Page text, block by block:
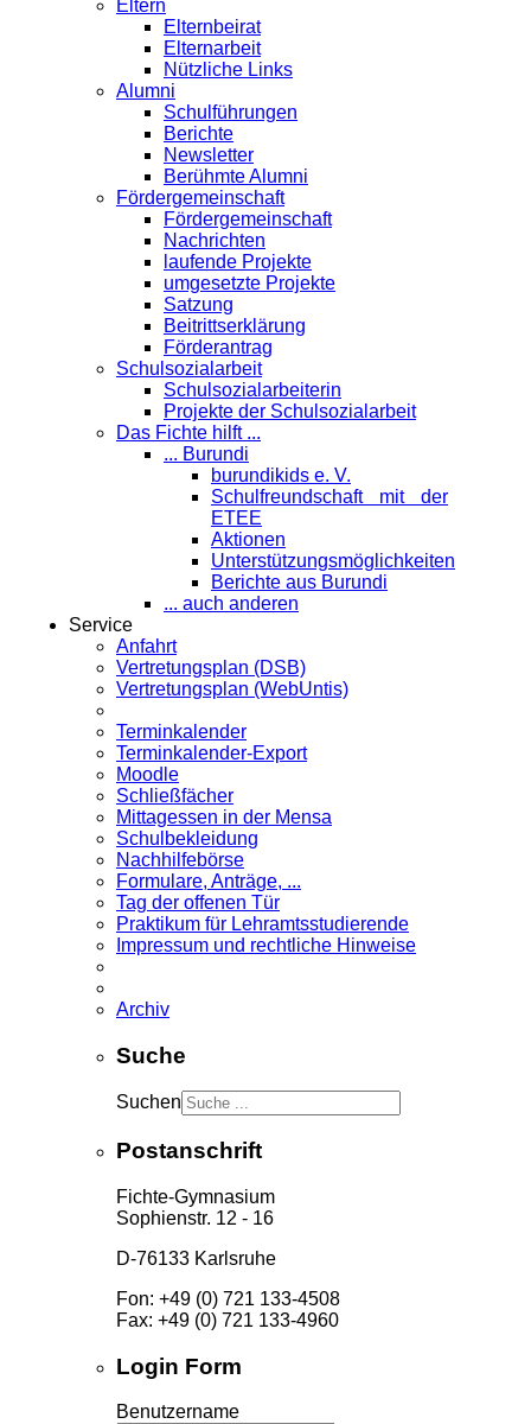
Eltern
Elternbeirat
Elternarbeit
Nützliche Links
Alumni
Schulführungen
Berichte
Newsletter
Berühmte Alumni
Förder­gemeinschaft
Fördergemeinschaft
Nachrichten
laufende Projekte
umgesetzte Projekte
Satzung
Beitrittserklärung
Förderantrag
Schul­sozialarbeit
Schulsozialarbeiterin
Projekte der Schulsozialarbeit
Das Fichte hilft ...
... Burundi
burundikids e. V.
Schulfreundschaft mit der
ETEE
Aktionen
Unterstützungsmöglichkeiten
Berichte aus Burundi
... auch anderen
Service
Anfahrt
Vertretungsplan (DSB)
Vertretungsplan (WebUntis)
Terminkalender
Terminkalender-Export
Moodle
Schließfächer
Mittagessen in der Mensa
Schulbekleidung
Nachhilfebörse
Formulare, Anträge, ...
Tag der offenen Tür
Praktikum für Lehramts­studierende
Impressum und rechtliche Hinweise
Archiv
Suche
Suchen
Postanschrift
Fichte-Gymnasium
Sophienstr. 12 - 16
D-76133 Karlsruhe
Fon: +49 (0) 721 133-4508
Fax: +49 (0) 721 133-4960
Login Form
Benutzername